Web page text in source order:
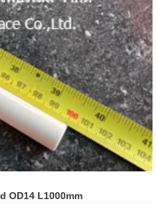
OD14 L1000mm